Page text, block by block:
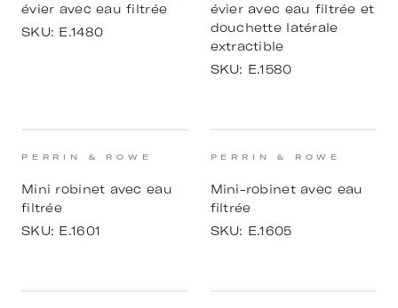
évier avec eau filtrée
SKU: E.1480
évier avec eau filtrée et
douchette latérale
extractible
SKU: E.1580
PERRIN & ROWE
Mini robinet avec eau
filtrée
SKU: E.1601
PERRIN & ROWE
Mini-robinet avec eau
filtrée
SKU: E.1605